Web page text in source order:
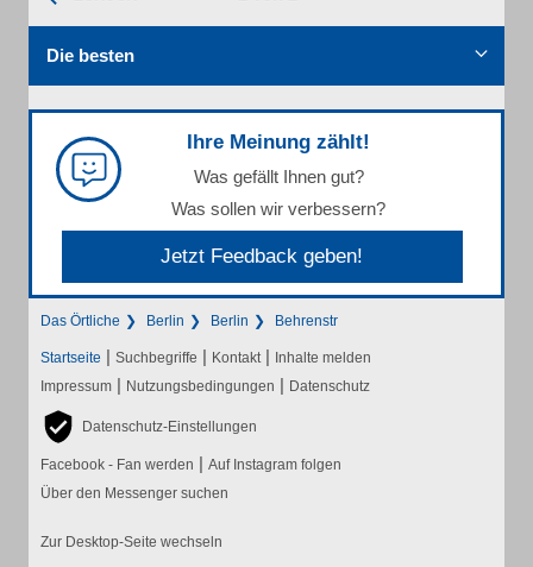
Die besten
Ihre Meinung zählt!
Was gefällt Ihnen gut?
Was sollen wir verbessern?
Jetzt Feedback geben!
Das Örtliche Berlin Berlin Behrenstr
Startseite | Suchbegriffe | Kontakt | Inhalte melden
Impressum | Nutzungsbedingungen | Datenschutz
Datenschutz-Einstellungen
Facebook - Fan werden | Auf Instagram folgen
Über den Messenger suchen
Zur Desktop-Seite wechseln